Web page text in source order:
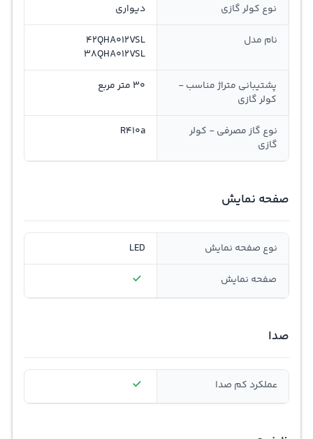
نوع کولر گازی دیواری
نام مدل
42QHA012VSL
38QHA012VSL
پشتیبانی متراژ مناسب -
کولر گازی
30 متر مربع
نوع گاز مصرفی - کولر
گازی
R410a
صفحه نمایش
نوع صفحه نمایش LED
صفحه نمایش
صدا
عملکرد کم صدا